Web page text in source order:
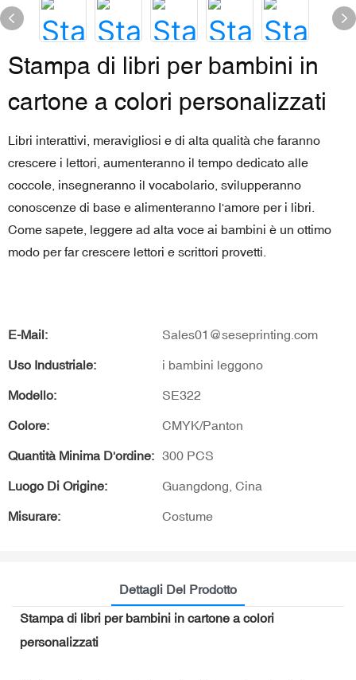
Stampa di libri per bambini in
cartone a colori personalizzati
Libri interattivi, meravigliosi e di alta qualità che faranno
crescere i lettori, aumenteranno il tempo dedicato alle
coccole, insegneranno il vocabolario, svilupperanno
conoscenze di base e alimenteranno l'amore per i libri.
Come sapete, leggere ad alta voce ai bambini è un ottimo
modo per far crescere lettori e scrittori provetti.
E-Mail: Sales01@seseprinting.com
Uso Industriale: i bambini leggono
Modello: SE322
Colore: CMYK/Panton
Quantità Minima D'ordine: 300 PCS
Luogo Di Origine: Guangdong, Cina
Misurare: Costume
Dettagli Del Prodotto
Stampa di libri per bambini in cartone a colori
personalizzati